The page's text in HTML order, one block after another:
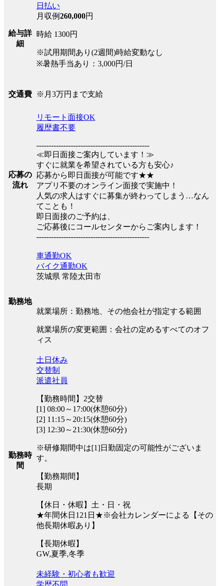
給与詳
細
日払い
月収例260,000円
時給 1300円
※試用期間あり(2週間)時給変動なし
※暑熱手当あり：3,000円/日
交通費 ※月3万円まで支給
応募の
流れ
リモート面接OK
履歴書不要
----------------------------------------------
≪即日面接ご案内しています！≫
すぐに就業を希望されている方も安心♪
応募から即日面接が可能です★★
アプリ不要のオンライン面接で実施中！
人気の求人はすぐに募集が終わってしまう…なん
てことも！
即日面接のご予約は、
ご応募後にコールセンターからご案内します！
----------------------------------------------
勤務地
車通勤OK
バイク通勤OK
茨城県 常陸太田市
就業場所：勤務地、その他会社が指定する範囲
就業場所の変更範囲：会社の定めるすべてのオフ
ィス
勤務時
間
土日休み
交替制
派遣社員
【勤務時間】2交替
[1] 08:00～17:00(休憩60分)
[2] 11:15～20:15(休憩60分)
[3] 12:30～21:30(休憩60分)
※研修期間中は[1]日勤固定の可能性がございま
す。
【勤務期間】
長期
【休日・休暇】土・日・祝
★年間休日121日★※会社カレンダーによる【その
他長期休暇あり】
【長期休暇】
GW,夏季,冬季
未経験・初心者も歓迎
学歴不問